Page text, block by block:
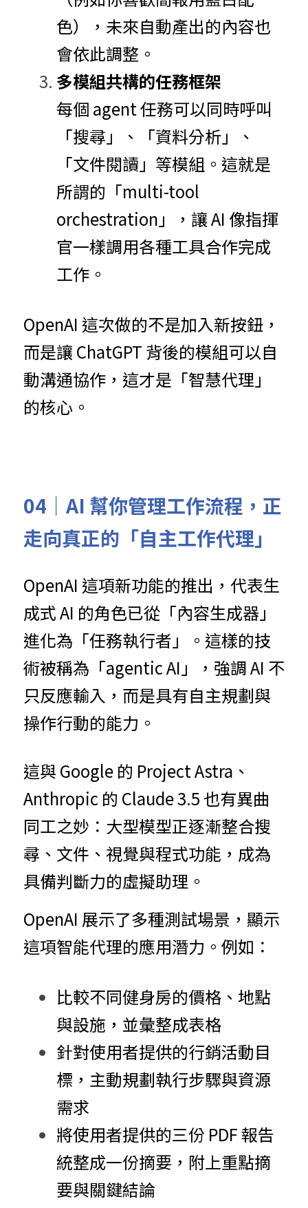
色），未來自動產出的內容也
會依此調整。
多模組共構的任務框架
每個 agent 任務可以同時呼叫
「搜尋」、「資料分析」、
「文件閱讀」等模組。這就是
所謂的「multi-tool
orchestration」，讓 AI 像指揮
官一樣調用各種工具合作完成
工作。
OpenAI 這次做的不是加入新按鈕，
而是讓 ChatGPT 背後的模組可以自
動溝通協作，這才是「智慧代理」
的核心。
04｜ AI 幫你管理工作流程， 正
走向真正的「自主工作代理」
OpenAI 這項新功能的推出，代表生
成式 AI 的角色已從「內容生成器」
進化為「任務執行者」。這樣的技
術被稱為「agentic AI」，強調 AI 不
只反應輸入，而是具有自主規劃與
操作行動的能力。
這與 Google 的 Project Astra、
Anthropic 的 Claude 3.5 也有異曲
同工之妙：大型模型正逐漸整合搜
尋、文件、視覺與程式功能，成為
具備判斷力的虛擬助理。
OpenAI 展示了多種測試場景，顯示
這項智能代理的應用潛力。例如：
比較不同健身房的價格、地點
與設施，並彙整成表格
針對使用者提供的行銷活動目
標，主動規劃執行步驟與資源
需求
將使用者提供的三份 PDF 報告
統整成一份摘要，附上重點摘
要與關鍵結論